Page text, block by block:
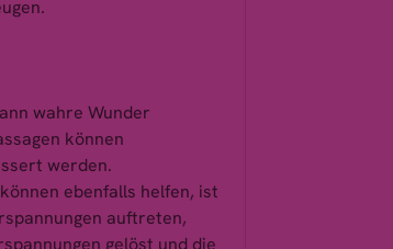
wahre Wunder
können
werden.
ebenfalls helfen, ist
auftreten,